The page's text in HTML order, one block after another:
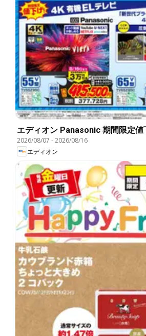
エディオン Panasonic 期間限定値
2026/08/07 -2026/08/16
エディオン